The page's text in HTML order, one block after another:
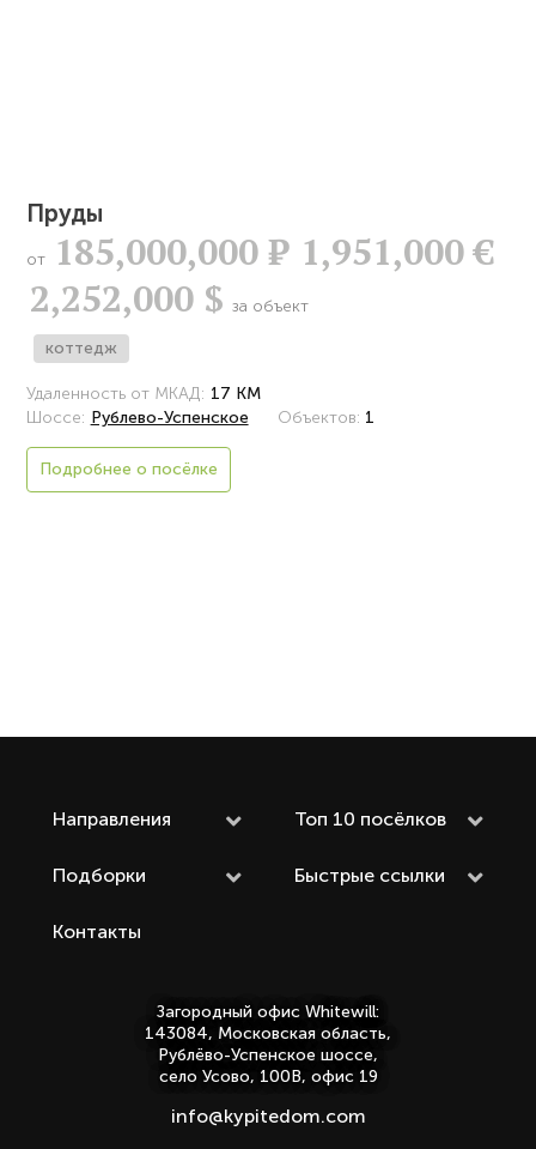
Пруды
от 185,000,000Р 1,951,000 €
2,252,000 $ за объект
коттедж
Удаленность от МКАД: 17 КМ
Шоссе: Рублево-Успенское Объектов: 1
Подробнее о посёлке
Направления Топ 10 посёлков
Подборки Быстрые ссылки
Контакты
Загородный офис Whitewill:
143084, Московская область,
Рублёво-Успенское шоссе,
село Усово, 100В, офис 19
info@kypitedom.com